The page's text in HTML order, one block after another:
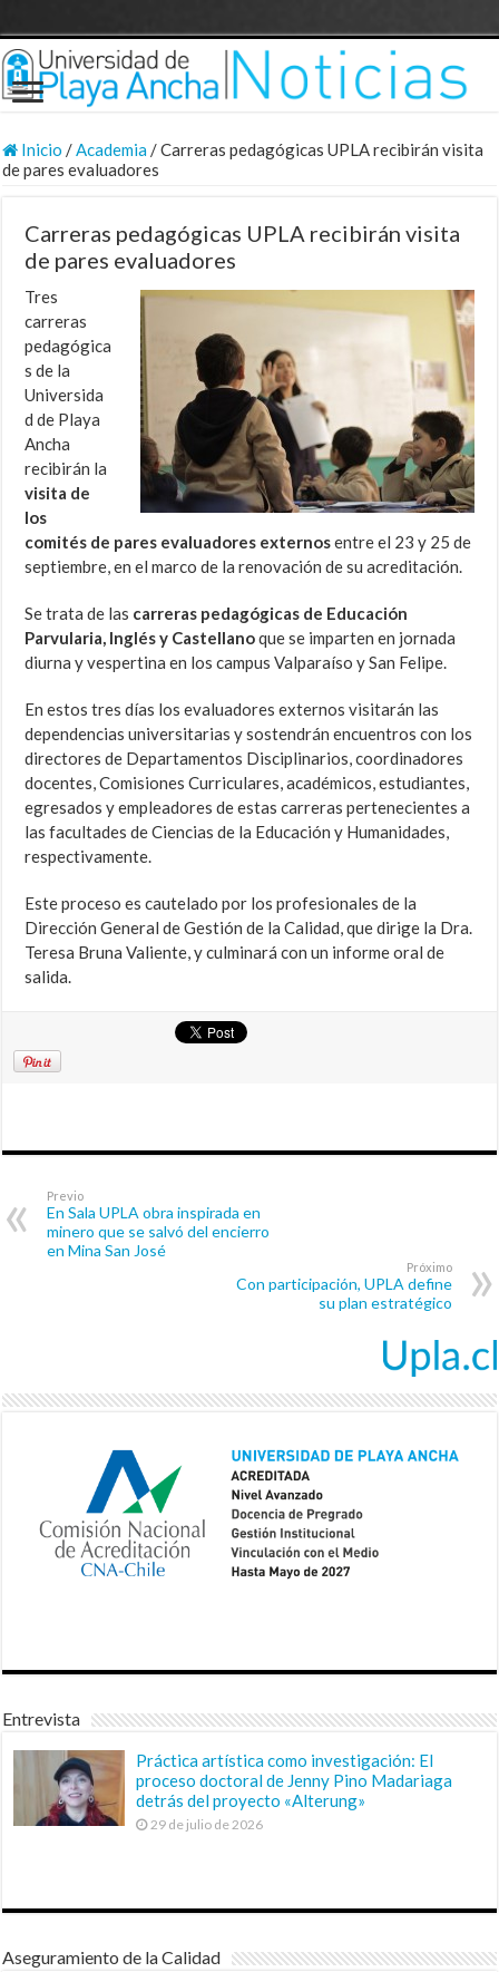
Inicio /Academia/Carreras pedagógicas UPLA recibirán visita
de pares evaluadores
Carreras pedagógicas UPLA recibirán visita
de pares evaluadores
Tres
carreras
pedagógica
s de la
Universida
d de Playa
Ancha
recibirán la
visita de
los
comités de pares evaluadores externosentre el 23 y 25 de
septiembre, en el marco de la renovación de su acreditación.
Se trata de las carreras pedagógicas de Educación
Parvularia, Inglés y Castellanoque se imparten en jornada
diurna y vespertina en los campus Valparaíso y San Felipe.
En estos tres días los evaluadores externos visitarán las
dependencias universitarias y sostendrán encuentros con los
directores de Departamentos Disciplinarios, coordinadores
docentes, Comisiones Curriculares, académicos, estudiantes,
egresados y empleadores de estas carreras pertenecientes a
las facultades de Ciencias de la Educación y Humanidades,
respectivamente.
Este proceso es cautelado por los profesionales de la
Dirección General de Gestión de la Calidad, que dirige la Dra.
Teresa Bruna Valiente, y culminará con un informe oral de
salida.
Previo
En Sala UPLA obra inspirada en
minero que se salvó del encierro
en Mina San José
Próximo
Con participación, UPLA define
su plan estratégico
Entrevista
Práctica artística como investigación: El
proceso doctoral de Jenny Pino Madariaga
detrás del proyecto «Alterung»
29 de julio de 2026
Aseguramiento de la Calidad